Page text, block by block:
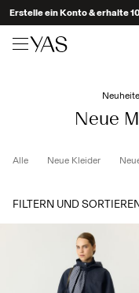
Erstelle ein Konto & erhalte
Zweiteiler
Occasionwear
Neue
Alle Neue Kleider
FILTERN UND